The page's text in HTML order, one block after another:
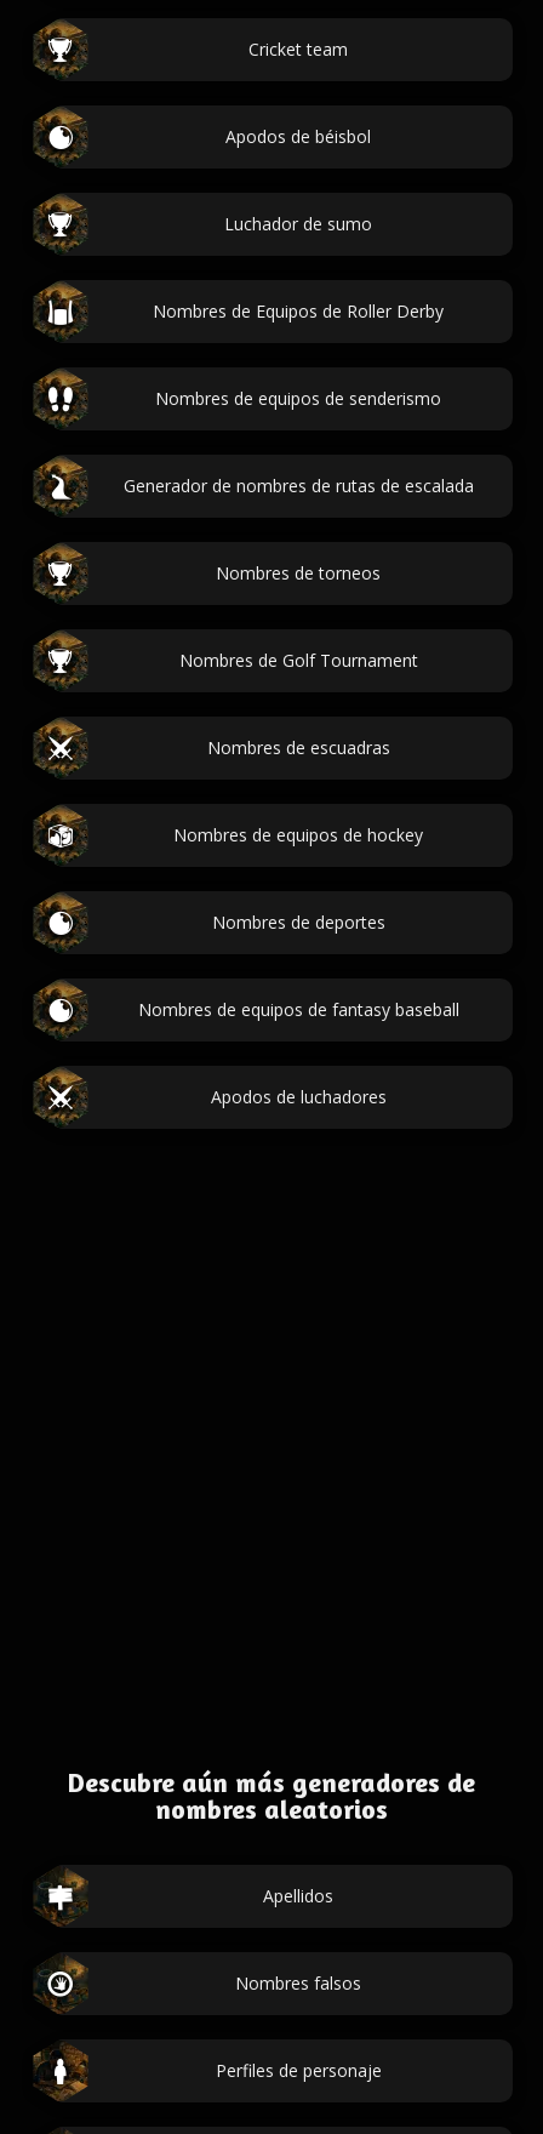
Cricket team
Apodos de béisbol
Luchador de sumo
Nombres de Equipos de Roller Derby
Nombres de equipos de senderismo
Generador de nombres de rutas de escalada
Nombres de torneos
Nombres de Golf Tournament
Nombres de escuadras
Nombres de equipos de hockey
Nombres de deportes
Nombres de equipos de fantasy baseball
Apodos de luchadores
Descubre aún más generadores de
nombres aleatorios
Apellidos
Nombres falsos
Perfiles de personaje